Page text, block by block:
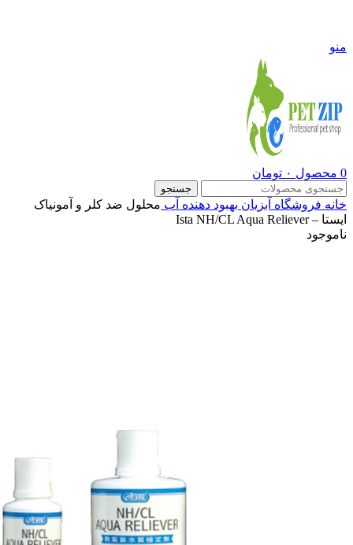
منو
0 محصول ۰ تومان
جستجو
خانه فروشگاه آبزیان بهبود دهنده آب محلول ضد کلر و آمونیاک
ایستا – Ista NH/CL Aqua Reliever
ناموجود